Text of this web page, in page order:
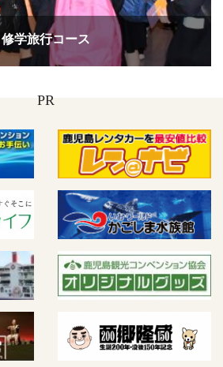
修学旅行コース
PR